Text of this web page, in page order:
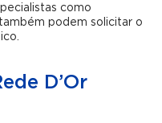
como
podem solicitar o
D’Or